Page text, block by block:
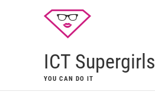
ICT Supergirls
YOU CAN DO IT